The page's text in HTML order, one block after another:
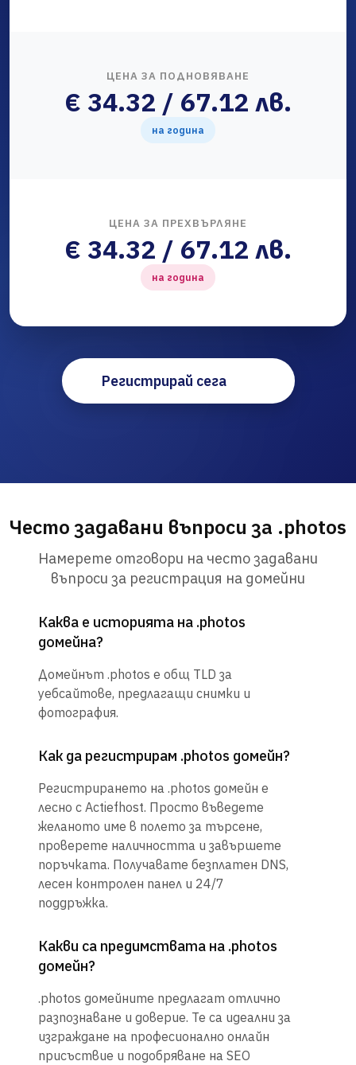
ЦЕНА ЗА ПОДНОВЯВАНЕ
€ 34.32 / 67.12 лв.
на година
ЦЕНА ЗА ПРЕХВЪРЛЯНЕ
€ 34.32 / 67.12 лв.
на година
Регистрирай сега
Често задавани въпроси за .photos
Намерете отговори на често задавани
въпроси за регистрация на домейни
Каква е историята на .photos
домейна?
Домейнът .photos е общ TLD за
уебсайтове, предлагащи снимки и
фотография.
Как да регистрирам .photos домейн?
Регистрирането на .photos домейн е
лесно с Actiefhost. Просто въведете
желаното име в полето за търсене,
проверете наличността и завършете
поръчката. Получавате безплатен DNS,
лесен контролен панел и 24/7
поддръжка.
Какви са предимствата на .photos
домейн?
.photos домейните предлагат отлично
разпознаване и доверие. Те са идеални за
изграждане на професионално онлайн
присъствие и подобряване на SEO